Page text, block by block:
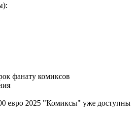
штук
фанату комиксов
евро 2025 "Комиксы" уже доступны